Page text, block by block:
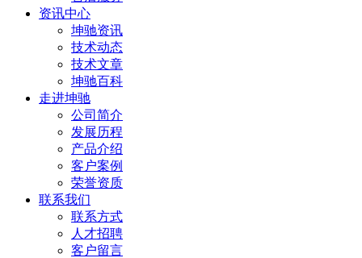
资讯中心
坤驰资讯
技术动态
技术文章
坤驰百科
走进坤驰
公司简介
发展历程
产品介绍
客户案例
荣誉资质
联系我们
联系方式
人才招聘
客户留言